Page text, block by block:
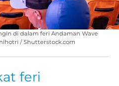
di dalam feri Andaman Wave
/ Shutterstock.com
feri